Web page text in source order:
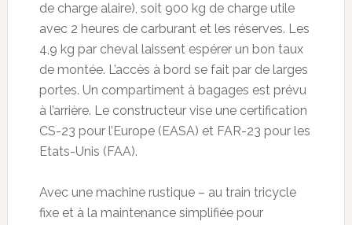
de charge alaire), soit 900 kg de charge utile
avec 2 heures de carburant et les réserves. Les
4,9 kg par cheval laissent espérer un bon taux
de montée. L’accès à bord se fait par de larges
portes. Un compartiment à bagages est prévu
à l’arrière. Le constructeur vise une certification
CS-23 pour l’Europe (EASA) et FAR-23 pour les
Etats-Unis (FAA).
Avec une machine rustique – au train tricycle
fixe et à la maintenance simplifiée pour